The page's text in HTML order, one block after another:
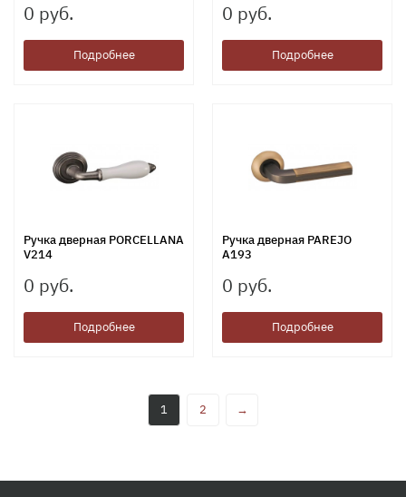
0 руб.
Подробнее
0 руб.
Подробнее
Ручка дверная PORCELLANA
V214
0 руб.
Подробнее
Ручка дверная PAREJO
A193
0 руб.
Подробнее
1 2 →